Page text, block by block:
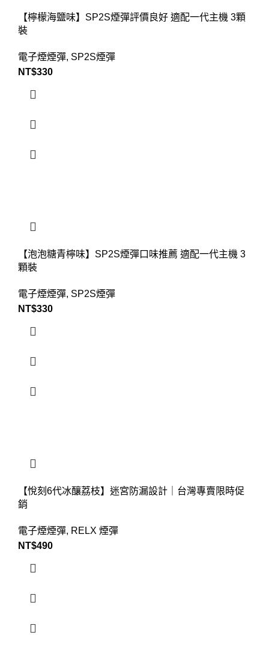
【檸檬海鹽味】SP2S煙彈評價良好 適配一代主機 3顆
裝
電子煙煙彈, SP2S煙彈
NT$330
【泡泡糖青檸味】SP2S煙彈口味推薦 適配一代主機 3
顆裝
電子煙煙彈, SP2S煙彈
NT$330
【悅刻6代冰釀荔枝】迷宮防漏設計｜台灣專賣限時促
銷
電子煙煙彈, RELX 煙彈
NT$490